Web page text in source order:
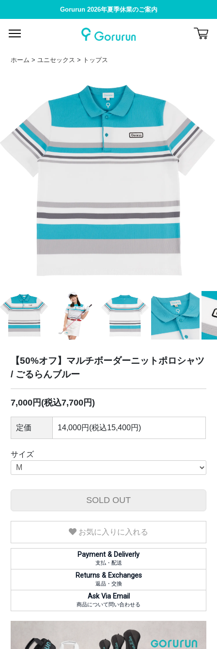
Gorurun 2026年夏季休業のご案内
ホーム >ユニセックス > トップス
【50%オフ】マルチボーダーニットポロシャツ
/ ごるらんブルー
7,000円(税込7,700円)
定価 14,000円(税込15,400円)
サイズ
SOLD OUT
お気に入りに入れる
Payment & Deliverly
支払・配送
Returns & Exchanges
返品・交換
Ask Via Email
商品について問い合わせる